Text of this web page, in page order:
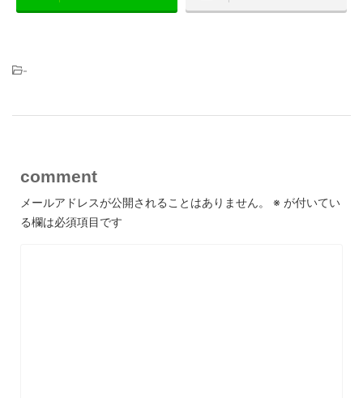
-
comment
メールアドレスが公開されることはありません。 ※ が付いてい
る欄は必須項目です